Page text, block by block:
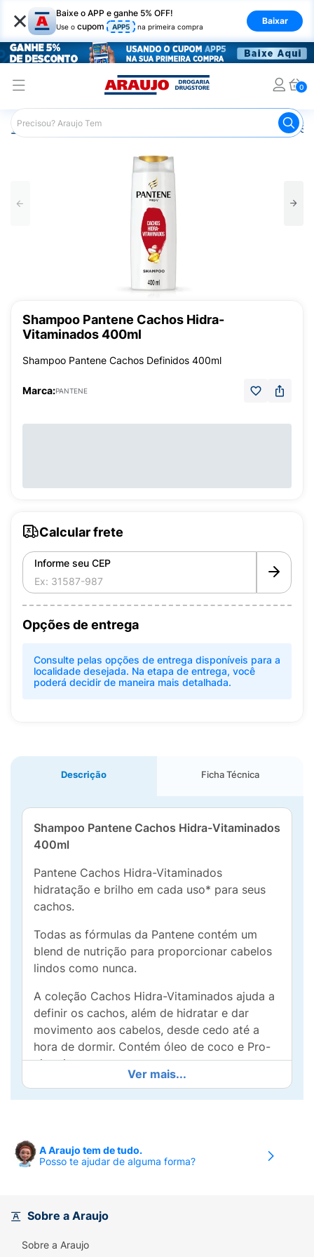
× Baixe o APP e ganhe 5% OFF!
Use o cupom APP5 na primeira compra
Baixar
0
Araujo Cabelo Cabelos Cacheados
Shampoo Pantene Cachos Hidra-
Vitaminados 400ml
Shampoo Pantene Cachos Definidos 400ml
Marca:PANTENE
Calcular frete
Informe seu CEP
Opções de entrega
Consulte pelas opções de entrega disponíveis para a
localidade desejada. Na etapa de entrega, você
poderá decidir de maneira mais detalhada.
Descrição Ficha Técnica
Shampoo Pantene Cachos Hidra-Vitaminados
400ml
Pantene Cachos Hidra-Vitaminados
hidratação e brilho em cada uso* para seus
cachos.
Todas as fórmulas da Pantene contém um
blend de nutrição para proporcionar cabelos
lindos como nunca.
A coleção Cachos Hidra-Vitaminados ajuda a
definir os cachos, além de hidratar e dar
movimento aos cabelos, desde cedo até a
hora de dormir. Contém óleo de coco e Pro-
vitaminas.
Complemente os cuidados com oe cabelo
Uma nova era na qual eles não apenas
limpam como também possuem fórmulas que
Ver mais...
A Araujo tem de tudo.
Posso te ajudar de alguma forma?
Sobre a Araujo
Sobre a Araujo